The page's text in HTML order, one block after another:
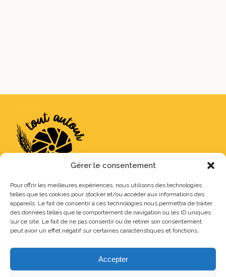
Gérer le consentement
Pour offrir les meilleures expériences, nous utilisons des technologies
telles que les cookies pour stocker et/ou accéder aux informations des
appareils. Le fait de consentir à ces technologies nous permettra de traiter
des données telles que le comportement de navigation ou les ID uniques
sur ce site. Le fait de ne pas consentir ou de retirer son consentement
peut avoir un effet négatif sur certaines caractéristiques et fonctions.
Accepter
Tout Autour des Moulins souhaite promouvoir une agriculture
respectueuse et qualitative en proposant un pain et une farine
biologiques et durables dans une dynamique sociale et
solidaire.
Nous contacter